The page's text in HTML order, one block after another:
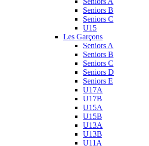
Seniors B
Seniors C
U15
Les Garçons
Seniors A
Seniors B
Seniors C
Seniors D
Seniors E
U17A
U17B
U15A
U15B
U13A
U13B
U11A